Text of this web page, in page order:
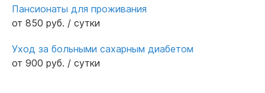
Пансионаты для проживания
от 850 руб. / сутки
Уход за больными сахарным диабетом
от 900 руб. / сутки